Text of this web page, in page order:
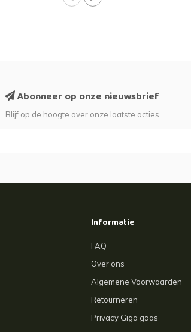
Abonneer op onze nieuwsbrief
Blijf op de hoogte over onze laatste acties
Informatie
FAQ
Over ons
Algemene Voorwaarden
Retourneren
Privacy Giga gaas